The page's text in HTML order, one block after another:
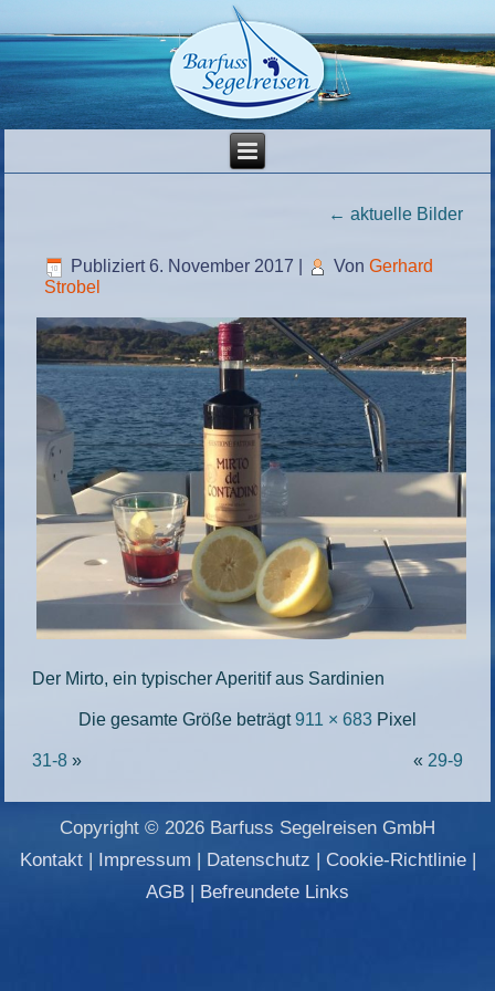
← aktuelle Bilder
Publiziert 6. November 2017 Von Gerhard
Strobel
Der Mirto, ein typischer Aperitif aus Sardinien
Die gesamte Größe beträgt911 × 683 Pixel
31-8 » « 29-9
Copyright © 2026 Barfuss Segelreisen GmbH
Kontakt| Impressum Datenschutz Cookie-Richtlinie|
AGB
Befreundete Links